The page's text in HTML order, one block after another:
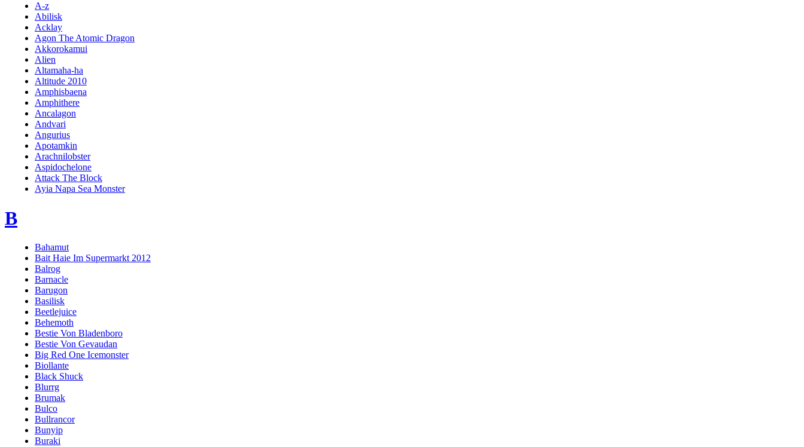
A-z
Abilisk
Acklay
Agon The Atomic Dragon
Akkorokamui
Alien
Altamaha-ha
Altitude 2010
Amphisbaena
Amphithere
Ancalagon
Andvari
Angurius
Apotamkin
Arachnilobster
Aspidochelone
Attack The Block
Ayia Napa Sea Monster
B
Bahamut
Bait Haie Im Supermarkt 2012
Balrog
Barnacle
Barugon
Basilisk
Beetlejuice
Behemoth
Bestie Von Bladenboro
Bestie Von Gevaudan
Big Red One Icemonster
Biollante
Black Shuck
Blurrg
Brumak
Bulco
Bullrancor
Bunyip
Buraki